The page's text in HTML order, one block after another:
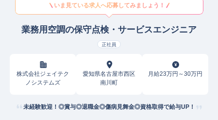
いま見ている求人へ応募してみましょう！
業務用空調の保守点検・サービスエンジニア
正社員
株式会社ジェイテク
ノシステムズ
愛知県名古屋市西区
南川町
月給23万円～30万円
未経験歓迎！◎賞与◎退職金◎傷病見舞金◎資格取得で給与UP！